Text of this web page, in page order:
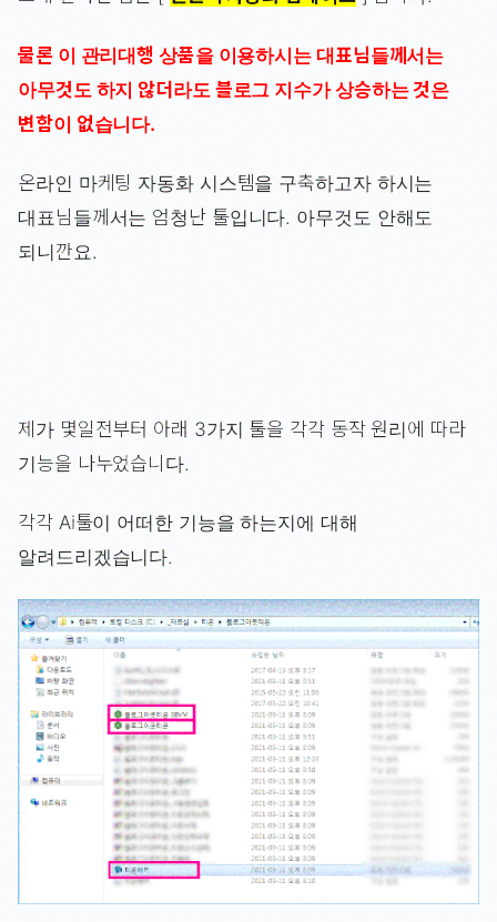
물론 이 관리대행 상품을 이용하시는 대표님들께서는
아무것도 하지 않더라도 블로그 지수가 상승하는 것은
변함이 없습니다.
온라인 마케팅 자동화 시스템을 구축하고자 하시는
대표님들께서는 엄청난 툴입니다. 아무것도 안해도
되니깐요.
제가 몇일전부터 아래 3가지 툴을 각각 동작 원리에 따라
기능을 나누었습니다.
각각 Ai툴이 어떠한 기능을 하는지에 대해
알려드리겠습니다.